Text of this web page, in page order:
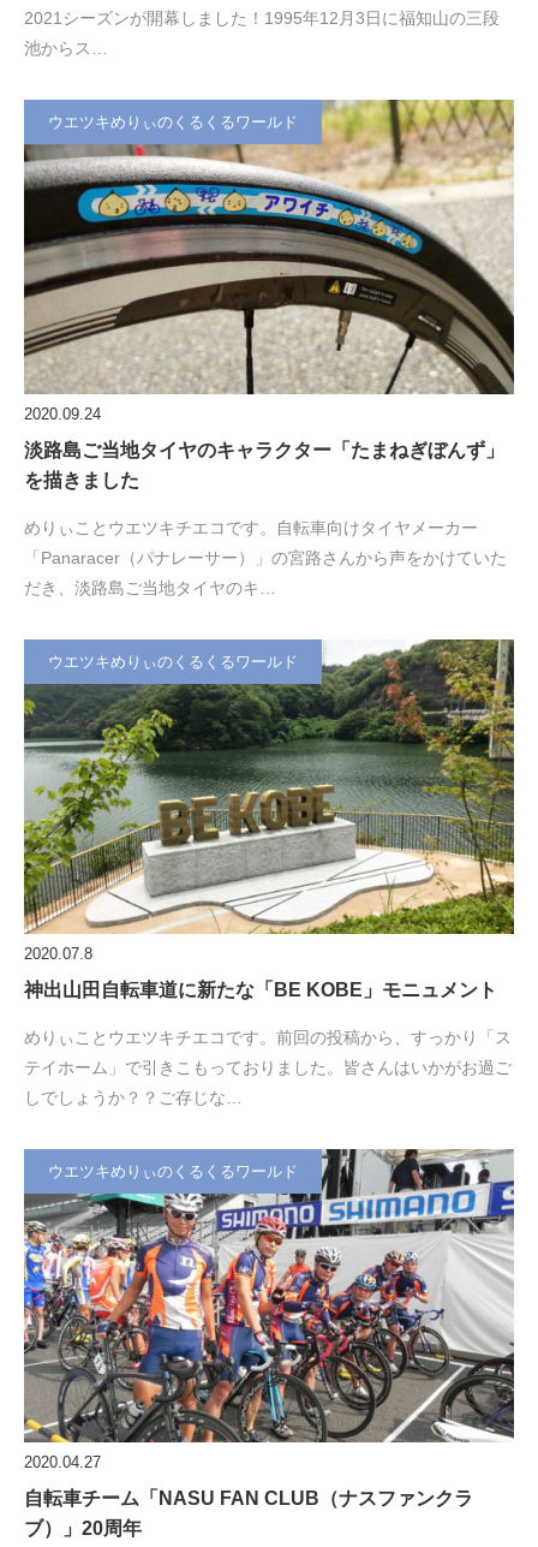
2021シーズンが開幕しました！1995年12月3日に福知山の三段
池からス…
ウエツキめりぃのくるくるワールド
2020.09.24
淡路島ご当地タイヤのキャラクター「たまねぎぼんず」
を描きました
めりぃことウエツキチエコです。自転車向けタイヤメーカー
「Panaracer（パナレーサー）」の宮路さんから声をかけていた
だき、淡路島ご当地タイヤのキ…
ウエツキめりぃのくるくるワールド
2020.07.8
神出山田自転車道に新たな「BE KOBE」モニュメント
めりぃことウエツキチエコです。前回の投稿から、すっかり「ス
テイホーム」で引きこもっておりました。皆さんはいかがお過ご
しでしょうか？？ご存じな…
ウエツキめりぃのくるくるワールド
2020.04.27
自転車チーム「NASU FAN CLUB（ナスファンクラ
ブ）」20周年